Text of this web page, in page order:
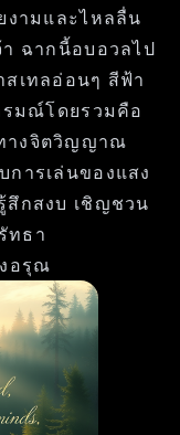
งามและไหลลื่น
ฉากนี้อบอวลไป
เทลอ่อนๆ สีฟ้า
รมณ์โดยรวมคือ
างจิตวิญญาณ
ารเล่นของแสง
สึกสงบ เชิญชวน
ทธา
อรุณ